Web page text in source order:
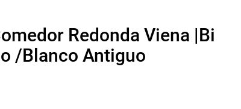
Redonda Viena |Bi
/Blanco Antiguo